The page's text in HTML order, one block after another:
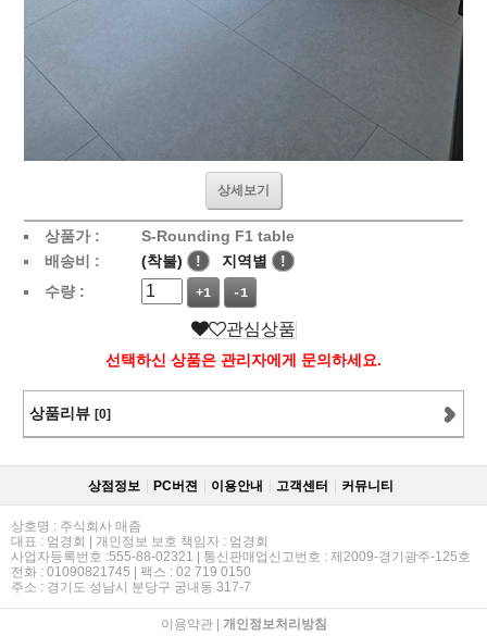
상세보기
상품가 :
S-Rounding F1 table
배송비 :
(착불) ! 지역별
!
수량 :
+1 -1
관심상품
선택하신 상품은 관리자에게 문의하세요.
상품리뷰 [0]
상점정보 PC버젼 이용안내 고객센터 커뮤니티
상호명 : 주식회사 매즘
대표 : 엄경회 | 개인정보 보호 책임자 : 엄경회
사업자등록번호 :555-88-02321 | 통신판매업신고번호 : 제2009-경기광주-125호
전화 : 01090821745 | 팩스 : 02 719 0150
주소 : 경기도 성남시 분당구 궁내동 317-7
이용약관| 개인정보처리방침